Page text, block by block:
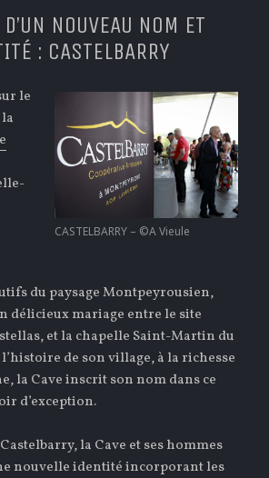
NOUVEAU NOM ET
: CASTELBARRY
CASTELBARRY – ©A Vieule
le
du paysage Montpeyrousien,
délicieux mariage entre le site
et la chapelle Saint-Martin du
de son village, à la richesse
la Cave inscrit son nom dans ce
d’exception.
la Cave et ses hommes
nouvelle identité incorporant les